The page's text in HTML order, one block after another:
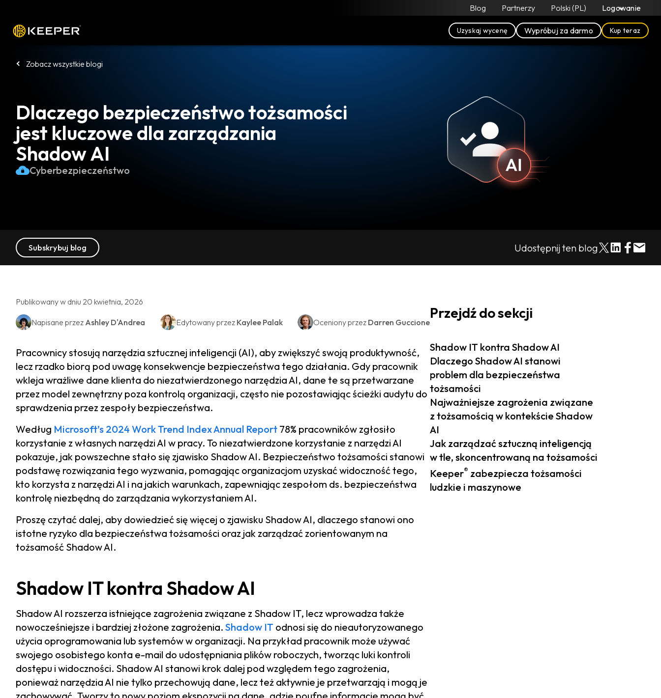
Blog Partnerzy Polski (PL) Logowanie
Uzyskaj wycenę Wypróbuj za darmo Kup teraz
Zobacz wszystkie blogi
Dlaczego bezpieczeństwo tożsamości
jest kluczowe dla zarządzania
Shadow AI
Cyberbezpieczeństwo
Subskrybuj blog Udostępnij ten blog
Publikowany w dniu 20 kwietnia, 2026
Napisane przez Ashley D'Andrea Edytowany przez Kaylee Palak Oceniony przez Darren Guccione
Pracownicy stosują narzędzia sztucznej inteligencji (AI), aby zwiększyć swoją produktywność,
lecz rzadko biorą pod uwagę konsekwencje bezpieczeństwa tego działania. Gdy pracownik
wkleja wrażliwe dane klienta do niezatwierdzonego narzędzia AI, dane te są przetwarzane
przez model zewnętrzny poza kontrolą organizacji, często nie pozostawiając ścieżki audytu do
sprawdzenia przez zespoły bezpieczeństwa.
Według Microsoft’s 2024 Work Trend Index Annual Report 78% pracowników zgłosiło
korzystanie z własnych narzędzi AI w pracy. To niezatwierdzone korzystanie z narzędzi AI
pokazuje, jak powszechne stało się zjawisko Shadow AI. Bezpieczeństwo tożsamości stanowi
podstawę rozwiązania tego wyzwania, pomagając organizacjom uzyskać widoczność tego,
kto korzysta z narzędzi AI i na jakich warunkach, zapewniając zespołom ds. bezpieczeństwa
kontrolę niezbędną do zarządzania wykorzystaniem AI.
Proszę czytać dalej, aby dowiedzieć się więcej o zjawisku Shadow AI, dlaczego stanowi ono
istotne ryzyko dla bezpieczeństwa tożsamości oraz jak zarządzać zorientowanym na
tożsamość Shadow AI.
Shadow IT kontra Shadow AI
Shadow AI rozszerza istniejące zagrożenia związane z Shadow IT, lecz wprowadza także
nowocześniejsze i bardziej złożone zagrożenia. Shadow IT odnosi się do nieautoryzowanego
użycia oprogramowania lub systemów w organizacji. Na przykład pracownik może używać
swojego osobistego konta e-mail do udostępniania plików roboczych, tworząc luki kontroli
dostępu i widoczności. Shadow AI stanowi krok dalej pod względem tego zagrożenia,
ponieważ narzędzia AI nie tylko przechowują dane, lecz też aktywnie je przetwarzają i mogą je
Przejdź do sekcji
Shadow IT kontra Shadow AI
Dlaczego Shadow AI stanowi
problem dla bezpieczeństwa
tożsamości
Najważniejsze zagrożenia związane
z tożsamością w kontekście Shadow
AI
Jak zarządzać sztuczną inteligencją
w tle, skoncentrowaną na tożsamości
Keeper® zabezpiecza tożsamości
ludzkie i maszynowe